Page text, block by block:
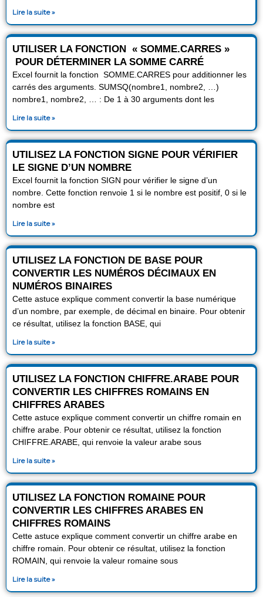
Lire la suite »
UTILISER LA FONCTION « SOMME.CARRES »
POUR DÉTERMINER LA SOMME CARRÉ
Excel fournit la fonction SOMME.CARRES pour additionner les
carrés des arguments. SUMSQ(nombre1, nombre2, …)
nombre1, nombre2, … : De 1 à 30 arguments dont les
Lire la suite »
UTILISEZ LA FONCTION SIGNE POUR VÉRIFIER
LE SIGNE D’UN NOMBRE
Excel fournit la fonction SIGN pour vérifier le signe d’un
nombre. Cette fonction renvoie 1 si le nombre est positif, 0 si le
nombre est
Lire la suite »
UTILISEZ LA FONCTION DE BASE POUR
CONVERTIR LES NUMÉROS DÉCIMAUX EN
NUMÉROS BINAIRES
Cette astuce explique comment convertir la base numérique
d’un nombre, par exemple, de décimal en binaire. Pour obtenir
ce résultat, utilisez la fonction BASE, qui
Lire la suite »
UTILISEZ LA FONCTION CHIFFRE.ARABE POUR
CONVERTIR LES CHIFFRES ROMAINS EN
CHIFFRES ARABES
Cette astuce explique comment convertir un chiffre romain en
chiffre arabe. Pour obtenir ce résultat, utilisez la fonction
CHIFFRE.ARABE, qui renvoie la valeur arabe sous
Lire la suite »
UTILISEZ LA FONCTION ROMAINE POUR
CONVERTIR LES CHIFFRES ARABES EN
CHIFFRES ROMAINS
Cette astuce explique comment convertir un chiffre arabe en
chiffre romain. Pour obtenir ce résultat, utilisez la fonction
ROMAIN, qui renvoie la valeur romaine sous
Lire la suite »